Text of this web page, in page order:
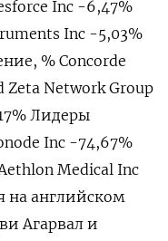
Inc -6,47%
Inc -5,03%
% Concorde
Zeta Network Group
Лидеры
Inc -74,67%
Medical Inc
на английском
Агарвал и